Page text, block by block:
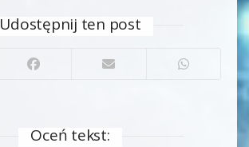
Udostępnij ten post
Oceń tekst: